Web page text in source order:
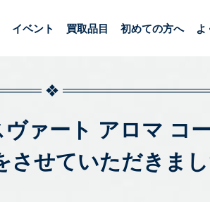
イベント 買取品目 初めての方へ よ
ァート アロマ コ
させていただきま